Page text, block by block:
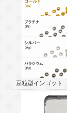
豆粒型インゴット